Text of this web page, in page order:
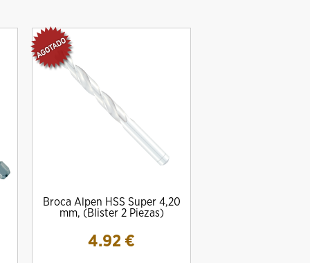
Broca Alpen HSS Super 4,20
mm, (Blister 2 Piezas)
4.92 €